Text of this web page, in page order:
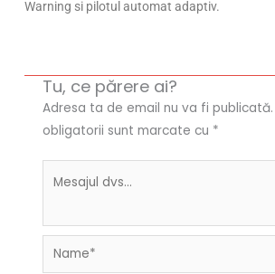
Warning si pilotul automat adaptiv.
Tu, ce părere ai?
Adresa ta de email nu va fi publicată.
obligatorii sunt marcate cu *
Name*